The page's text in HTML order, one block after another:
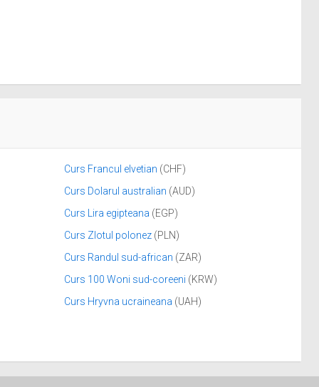
Curs Francul elvetian (CHF)
Curs Dolarul australian (AUD)
Curs Lira egipteana (EGP)
Curs Zlotul polonez (PLN)
Curs Randul sud-african (ZAR)
Curs 100 Woni sud-coreeni (KRW)
Curs Hryvna ucraineana (UAH)